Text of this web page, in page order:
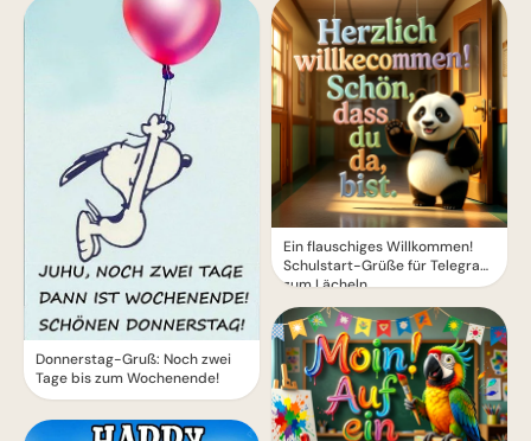
Donnerstag-Gruß: Noch zwei
Tage bis zum Wochenende!
Ein flauschiges Willkommen!
Schulstart-Grüße für Telegram
zum Lächeln